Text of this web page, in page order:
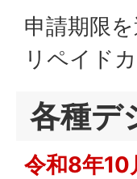
申請期限
リペイド
各種デ
令和8年10